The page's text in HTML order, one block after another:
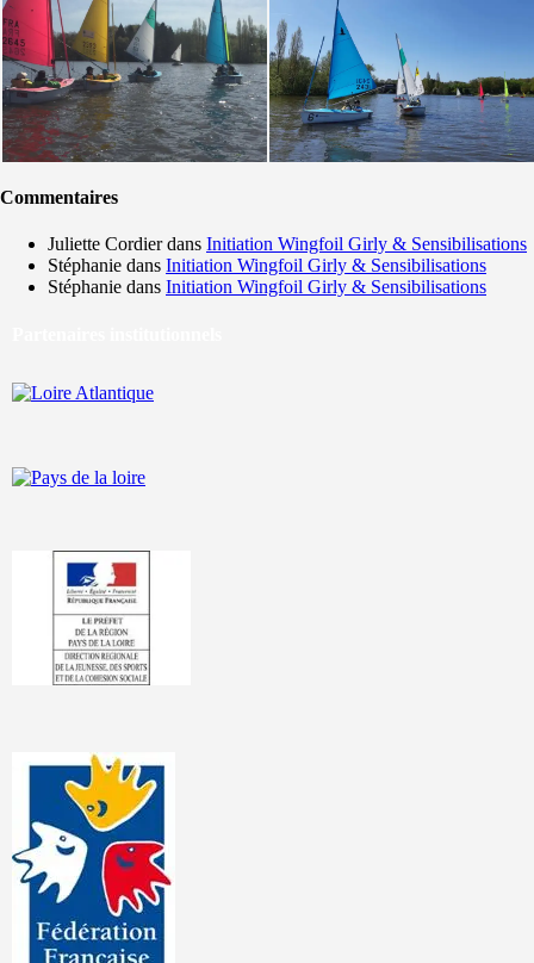
Commentaires
Juliette Cordierdans Initiation Wingfoil Girly & Sensibilisations
Stéphanie dans Initiation Wingfoil Girly & Sensibilisations
Stéphanie dans Initiation Wingfoil Girly & Sensibilisations